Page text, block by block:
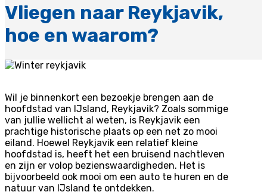
Vliegen naar Reykjavik,
hoe en waarom?
Wil je binnenkort een bezoekje brengen aan de
hoofdstad van IJsland, Reykjavik? Zoals sommige
van jullie wellicht al weten, is Reykjavik een
prachtige historische plaats op een net zo mooi
eiland. Hoewel Reykjavik een relatief kleine
hoofdstad is, heeft het een bruisend nachtleven
en zijn er volop bezienswaardigheden. Het is
bijvoorbeeld ook mooi om een auto te huren en de
natuur van IJsland te ontdekken.